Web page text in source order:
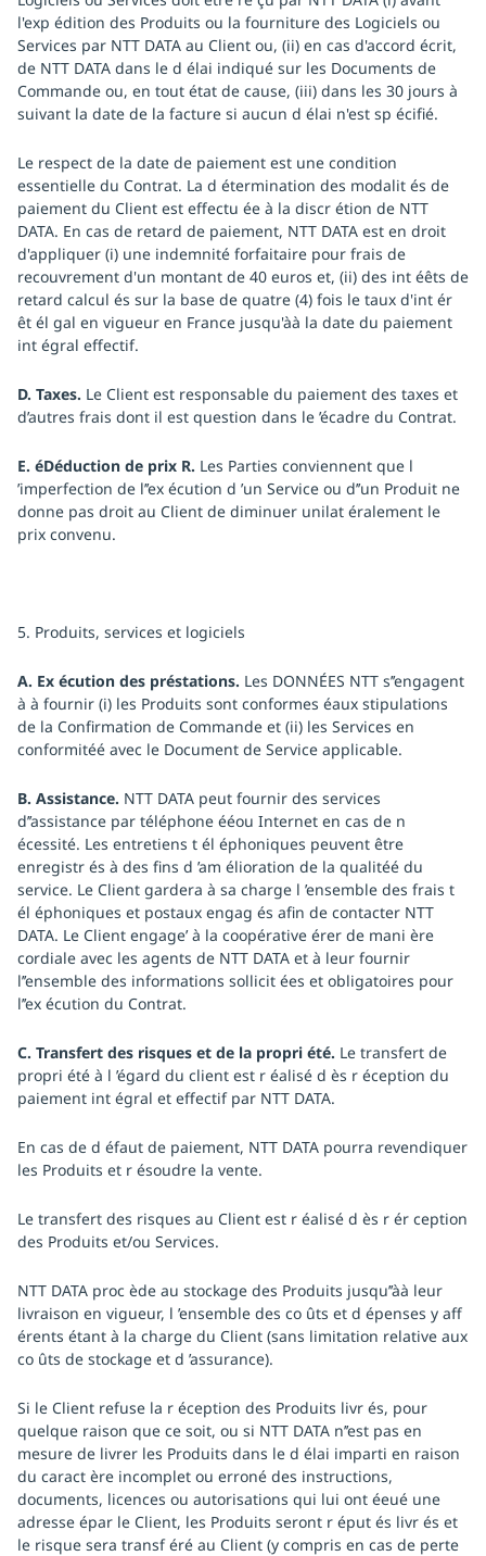
l'exp édition des Produits ou la fourniture des Logiciels ou
Services par NTT DATA au Client ou, (ii) en cas d'accord écrit,
de NTT DATA dans le d élai indiqué sur les Documents de
Commande ou, en tout état de cause, (iii) dans les 30 jours à
suivant la date de la facture si aucun d élai n'est sp écifié.
Le respect de la date de paiement est une condition
essentielle du Contrat. La d étermination des modalit és de
paiement du Client est effectu ée à la discr étion de NTT
DATA. En cas de retard de paiement, NTT DATA est en droit
d'appliquer (i) une indemnité forfaitaire pour frais de
recouvrement d'un montant de 40 euros et, (ii) des int éêts de
retard calcul és sur la base de quatre (4) fois le taux d'int ér
êt él gal en vigueur en France jusqu'àà la date du paiement
int égral effectif.
D. Taxes. Le Client est responsable du paiement des taxes et
d’autres frais dont il est question dans le ’écadre du Contrat.
E. éDéduction de prix R. Les Parties conviennent que l
’imperfection de l’’ex écution d ’un Service ou d’’un Produit ne
donne pas droit au Client de diminuer unilat éralement le
prix convenu.
5. Produits, services et logiciels
A. Ex écution des préstations. Les DONNÉES NTT s’’engagent
à à fournir (i) les Produits sont conformes éaux stipulations
de la Confirmation de Commande et (ii) les Services en
conformitéé avec le Document de Service applicable.
B. Assistance. NTT DATA peut fournir des services
d’’assistance par téléphone ééou Internet en cas de n
écessité. Les entretiens t él éphoniques peuvent être
enregistr és à des fins d ’am élioration de la qualitéé du
service. Le Client gardera à sa charge l ’ensemble des frais t
él éphoniques et postaux engag és afin de contacter NTT
DATA. Le Client engage’ à la coopérative érer de mani ère
cordiale avec les agents de NTT DATA et à leur fournir
l’’ensemble des informations sollicit ées et obligatoires pour
l’’ex écution du Contrat.
C. Transfert des risques et de la propri été. Le transfert de
propri été à l ’égard du client est r éalisé d ès r éception du
paiement int égral et effectif par NTT DATA.
En cas de d éfaut de paiement, NTT DATA pourra revendiquer
les Produits et r ésoudre la vente.
Le transfert des risques au Client est r éalisé d ès r ér ception
des Produits et/ou Services.
NTT DATA proc ède au stockage des Produits jusqu’’àà leur
livraison en vigueur, l ’ensemble des co ûts et d épenses y aff
érents étant à la charge du Client (sans limitation relative aux
co ûts de stockage et d ’assurance).
Si le Client refuse la r éception des Produits livr és, pour
quelque raison que ce soit, ou si NTT DATA n’’est pas en
mesure de livrer les Produits dans le d élai imparti en raison
du caract ère incomplet ou erroné des instructions,
documents, licences ou autorisations qui lui ont éeué une
adresse épar le Client, les Produits seront r éput és livr és et
le risque sera transf éré au Client (y compris en cas de perte